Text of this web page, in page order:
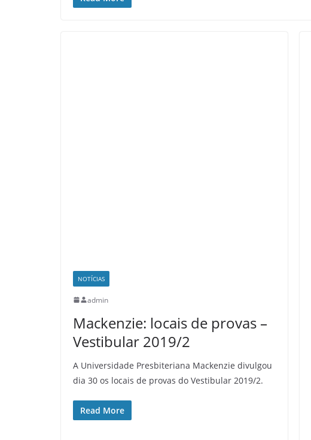
NOTÍCIAS
admin
Mackenzie: locais de provas –
Vestibular 2019/2
A Universidade Presbiteriana Mackenzie divulgou
dia 30 os locais de provas do Vestibular 2019/2.
Read More